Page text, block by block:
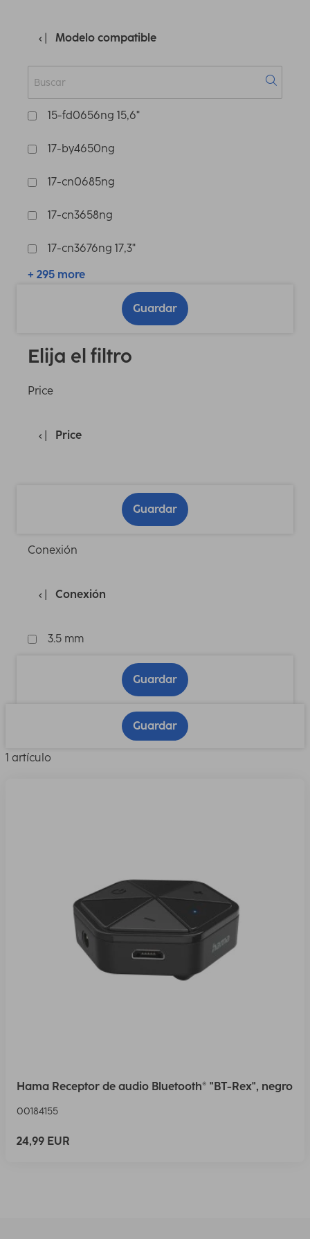
Modelo compatible
15-fd0656ng 15,6"
17-by4650ng
17-cn0685ng
17-cn3658ng
17-cn3676ng 17,3"
+ 295 more
Guardar
Elija el filtro
Price
Price
Guardar
Conexión
Conexión
3.5 mm
Guardar
Guardar
1 artículo
Hama Receptor de audio Bluetooth® "BT-Rex", negro
00184155
24,99 EUR